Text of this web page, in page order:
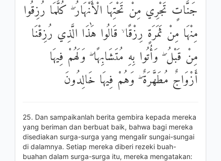
جَنَّاتٍ تَجْرِي مِنْ تَحْتِهَا الْأَنْهَارُ ۖ كُلَّمَا رُزِقُوا
مِنْهَا مِنْ ثَمَرَةٍ رِزْقًا ۙ قَالُوا هَٰذَا الَّذِي رُزِقْنَا
مِنْ قَبْلُ ۖ وَأُتُوا بِهِ مُتَشَابِهًا ۖ وَلَهُمْ فِيهَا
أَزْوَاجٌ مُطَهَّرَةٌ ۖ وَهُمْ فِيهَا خَالِدُونَ
25. Dan sampaikanlah berita gembira kepada mereka
yang beriman dan berbuat baik, bahwa bagi mereka
disediakan surga-surga yang mengalir sungai-sungai
di dalamnya. Setiap mereka diberi rezeki buah-
buahan dalam surga-surga itu, mereka mengatakan: